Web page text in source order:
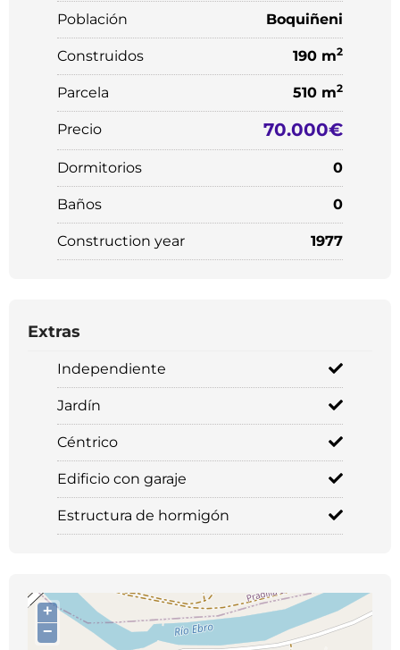
Población Boquiñeni
Construidos 190 m2
Parcela 510 m2
Precio 70.000€
Dormitorios 0
Baños 0
Construction year 1977
Extras
Independiente
Jardín
Céntrico
Edificio con garaje
Estructura de hormigón
+
−